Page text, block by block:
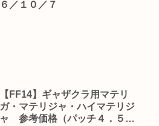
６／１０／７
【FF14】ギャザクラ用マテリ
ガ・マテリジャ・ハイマテリジ
ャ 参考価格（パッチ４．５６